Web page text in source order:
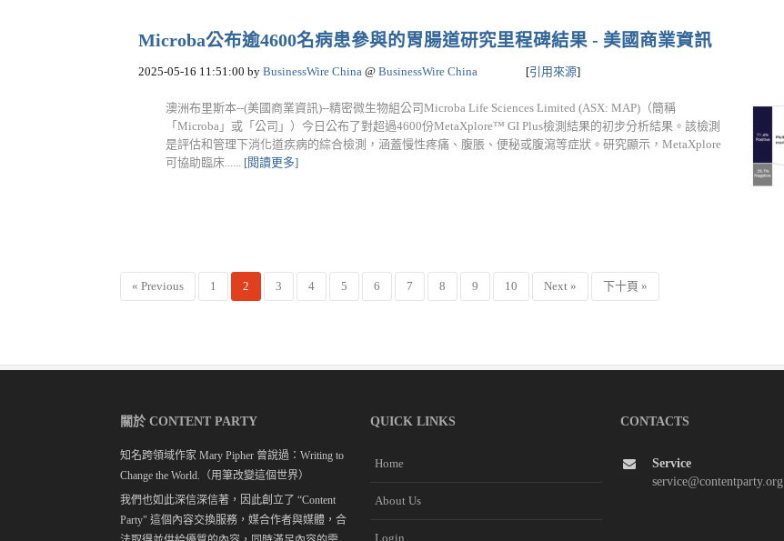
Microba公布逾4600名病患參與的胃腸道研究里程碑結果 - 美國商業資訊
2025-05-16 11:51:00 by BusinessWire China @ BusinessWire China [引用來源]
澳洲布里斯本--(美國商業資訊)--精密微生物組公司Microba Life Sciences Limited (ASX: MAP)（簡稱
「Microba」或「公司」）今日公布了對超過4600份MetaXplore™ GI Plus檢測結果的初步分析結果。該檢測
是評估和管理下消化道疾病的綜合檢測，涵蓋慢性疼痛、腹脹、便秘或腹瀉等症狀。研究顯示，MetaXplore
可協助臨床...... [閱讀更多]
« Previous 1 2 3 4 5 6 7 8 9 10 Next » 下十頁 »
關於 CONTENT PARTY
知名跨領域作家 Mary Pipher 曾說過：Writing to
Change the World.（用筆改變這個世界）
我們也如此深信深信著，因此創立了 “Content
Party" 這個內容交換服務，媒合作者與媒體，合
QUICK LINKS
Home
About Us
Login
CONTACTS
Service
service@contentparty.org